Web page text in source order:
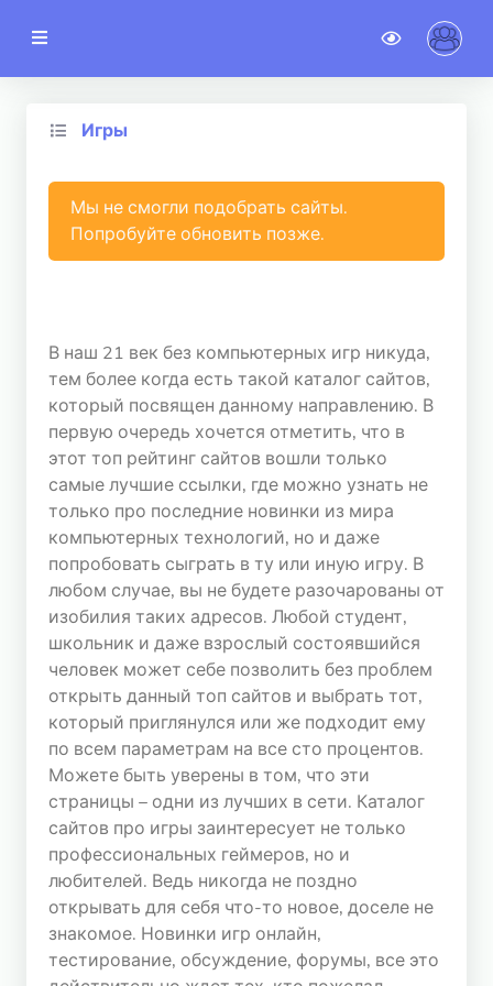
noteSTAT
Категории
АККАУНТ
Регистрация
Авторизация
ТОПА
Сегодня
Хостов: 711097
Хитов: 3402765
Вчера
Хостов: 1182098
Хитов: 5789745
Игры
Мы не смогли подобрать сайты.
Попробуйте обновить позже.
В наш 21 век без компьютерных игр никуда,
тем более когда есть такой каталог сайтов,
который посвящен данному направлению. В
первую очередь хочется отметить, что в
этот топ рейтинг сайтов вошли только
самые лучшие ссылки, где можно узнать не
только про последние новинки из мира
компьютерных технологий, но и даже
попробовать сыграть в ту или иную игру. В
любом случае, вы не будете разочарованы от
изобилия таких адресов. Любой студент,
школьник и даже взрослый состоявшийся
человек может себе позволить без проблем
открыть данный топ сайтов и выбрать тот,
который приглянулся или же подходит ему
по всем параметрам на все сто процентов.
Можете быть уверены в том, что эти
страницы – одни из лучших в сети. Каталог
сайтов про игры заинтересует не только
профессиональных геймеров, но и
любителей. Ведь никогда не поздно
открывать для себя что-то новое, доселе не
знакомое. Новинки игр онлайн,
тестирование, обсуждение, форумы, все это